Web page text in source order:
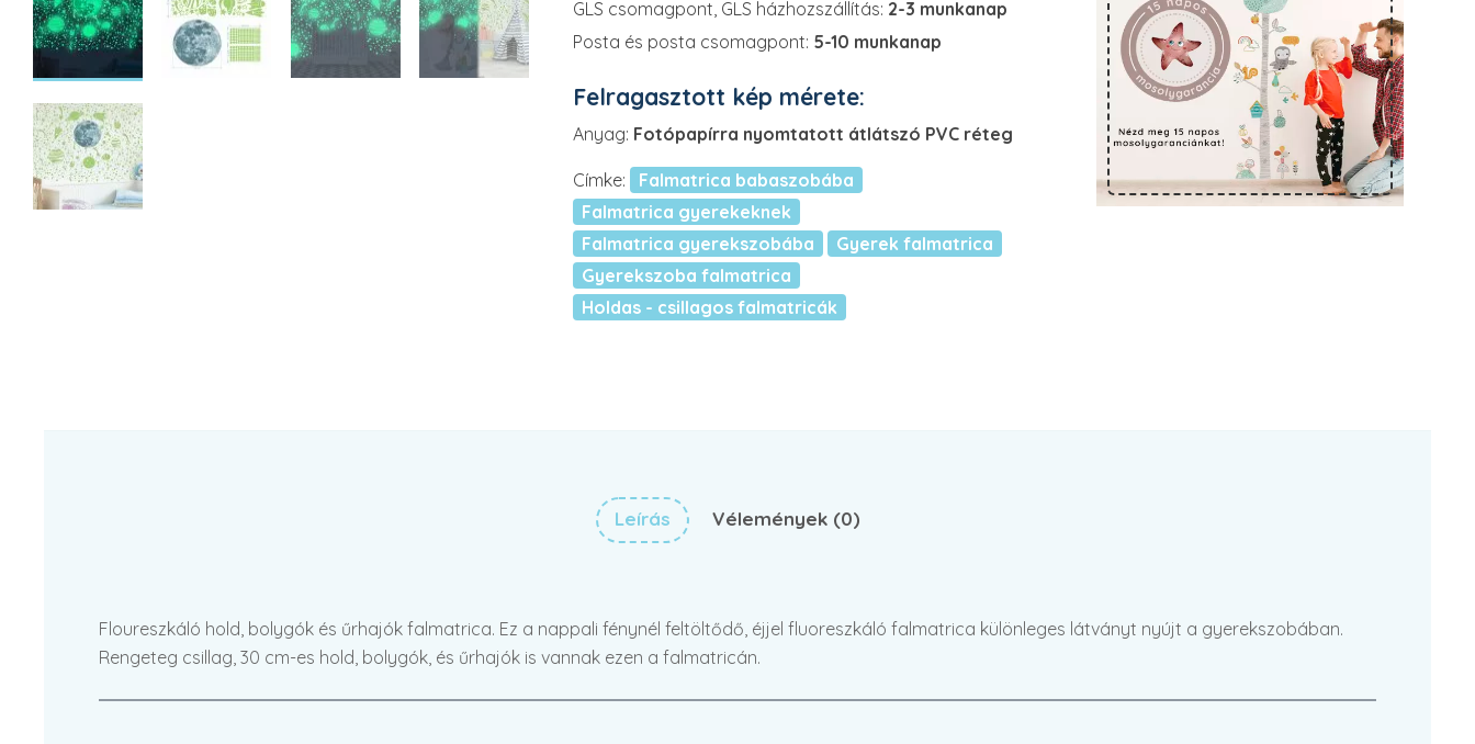
GLS csomagpont, GLS házhozszállítás: 2-3 munkanap
Posta és posta csomagpont: 5-10 munkanap
Felragasztott kép mérete:
Anyag: Fotópapírra nyomtatott átlátszó PVC réteg
Címke:
Falmatrica babaszobába
Falmatrica gyerekeknek
Falmatrica gyerekszobába
Gyerek falmatrica
Gyerekszoba falmatrica
Holdas - csillagos falmatricák
Leírás Vélemények (0)
Floureszkáló hold, bolygók és űrhajók falmatrica. Ez a nappali fénynél feltöltődő, éjjel fluoreszkáló falmatrica különleges látványt nyújt a gyerekszobában.
Rengeteg csillag, 30 cm-es hold, bolygók, és űrhajók is vannak ezen a falmatricán.